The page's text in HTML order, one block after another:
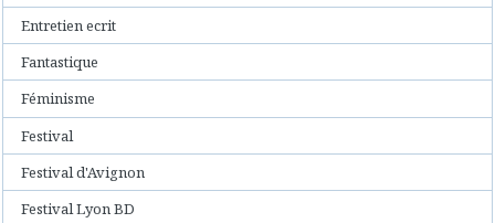
Entretien ecrit
Fantastique
Féminisme
Festival
Festival d'Avignon
Festival Lyon BD